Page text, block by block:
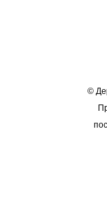
©